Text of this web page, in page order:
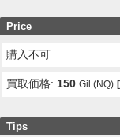
Price
購入不可
買取価格:150 Gil (NQ)
Tips